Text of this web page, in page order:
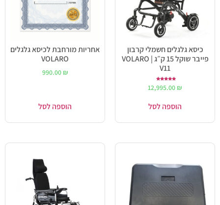
כיסא גלגלים חשמלי קרבון
פייבר שוקל 15 ק״ג | VOLARO
V11
5.00
12,995.00 ₪
הוספה לסל
אחריות מורחבת לכיסא גלגלים
VOLARO
990.00 ₪
הוספה לסל